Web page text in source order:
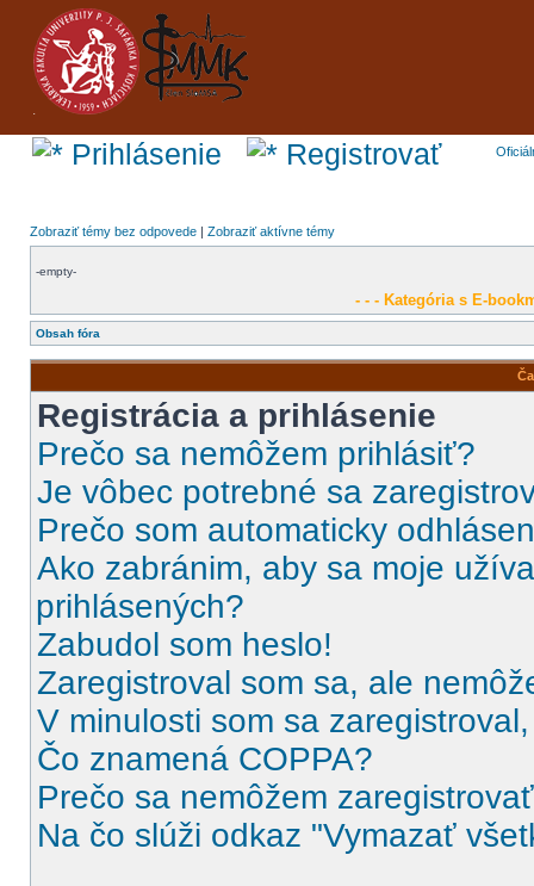
Prihlásenie Registrovať
Zobraziť témy bez odpovede | Zobraziť aktívne témy
-empty-
- - - Kategória s E-
Obsah fóra
Registrácia a prihlásenie
Prečo sa nemôžem prihlásiť?
Je vôbec potrebné sa
Prečo som automaticky
Ako zabránim, aby sa moje
prihlásených?
Zabudol som heslo!
Zaregistroval som sa, ale
V minulosti som sa
Čo znamená COPPA?
Prečo sa nemôžem
Na čo slúži odkaz "Vymazať